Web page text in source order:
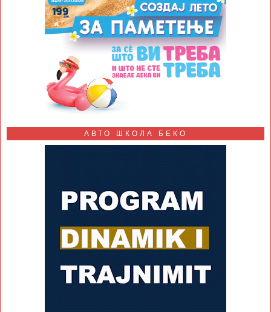
АВТО ШКОЛА БЕКО